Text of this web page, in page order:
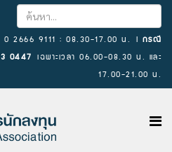
0 2666 9111 : 08.30-17.00 น. l กรณี
0447 เฉพาะเวลา 06.00-08.30 น. และ
17.00-21.00 น.
×